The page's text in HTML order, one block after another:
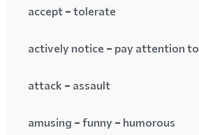
accept = tolerate
actively notice = pay attention to
attack = assault
amusing = funny = humorous